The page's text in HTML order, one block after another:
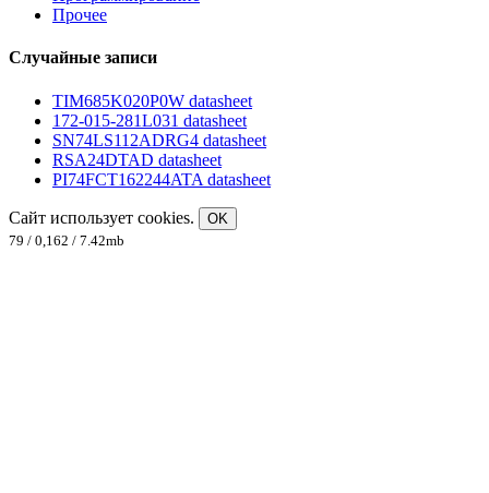
Прочее
Случайные записи
TIM685K020P0W datasheet
172-015-281L031 datasheet
SN74LS112ADRG4 datasheet
RSA24DTAD datasheet
PI74FCT162244ATA datasheet
Сайт использует cookies.
OK
79 / 0,162 / 7.42mb